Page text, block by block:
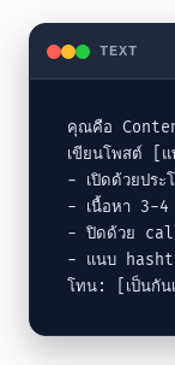
TEXT
คุณคือ
เขียนโพสต์ [
- เปิดด้วยประ
- เนื้อหา 3-4
- ปิดด้วย
- แนบ
โทน: [เป็นกันเ